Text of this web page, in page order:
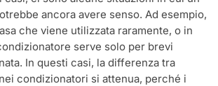
ancora avere senso. Ad esempio,
che viene utilizzata raramente, o in
serve solo per brevi
In questi casi, la differenza tra
condizionatori si attenua, perché i